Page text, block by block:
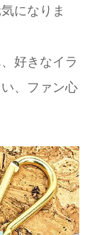
になりま
好きなイラ
、ファン心